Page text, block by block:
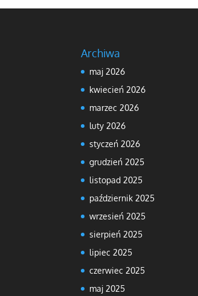
Archiwa
maj 2026
kwiecień 2026
marzec 2026
luty 2026
styczeń 2026
grudzień 2025
listopad 2025
październik 2025
wrzesień 2025
sierpień 2025
lipiec 2025
czerwiec 2025
maj 2025